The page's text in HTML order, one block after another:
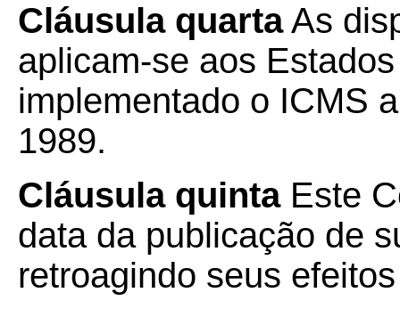
Cláusula quartaAs
aplicam-se aos
implementado o ICMS
1989.
Cláusula quintaEste
data da publicação de
retroagindo seus